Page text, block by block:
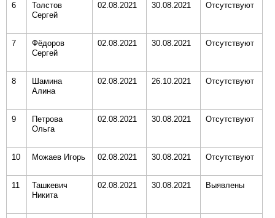
6
Толстов
Сергей
02.08.2021 30.08.2021 Отсутствуют
7
Фёдоров
Сергей
02.08.2021 30.08.2021 Отсутствуют
8
Шамина
Алина
02.08.2021 26.10.2021 Отсутствуют
9
Петрова
Ольга
02.08.2021 30.08.2021 Отсутствуют
10 Можаев Игорь 02.08.2021 30.08.2021 Отсутствуют
11
Ташкевич
Никита
02.08.2021 30.08.2021 Выявлены